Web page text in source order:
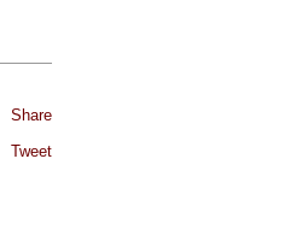
Share
Tweet